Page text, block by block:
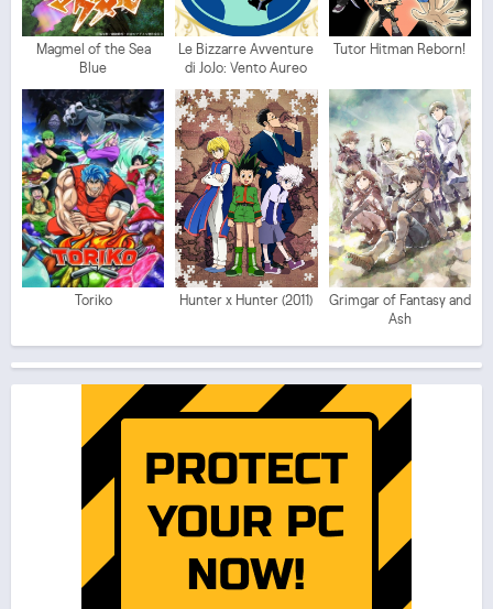
Magmel of the Sea
Blue
Le Bizzarre Avventure
di JoJo: Vento Aureo
Tutor Hitman Reborn!
Toriko Hunter x Hunter (2011)
Grimgar of Fantasy and
Ash